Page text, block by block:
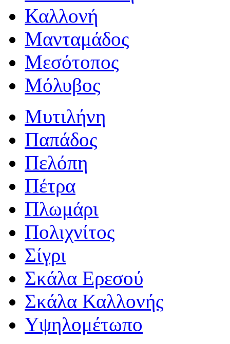
Καλλονή
Μανταμάδος
Μεσότοπος
Μόλυβος
Μυτιλήνη
Παπάδος
Πελόπη
Πέτρα
Πλωμάρι
Πολιχνίτος
Σίγρι
Σκάλα Ερεσού
Σκάλα Καλλονής
Υψηλομέτωπο